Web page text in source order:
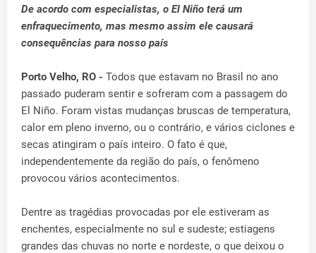
De acordo com especialistas, o El Niño terá um
enfraquecimento, mas mesmo assim ele causará
consequências para nosso país
Porto Velho, RO - Todos que estavam no Brasil no ano
passado puderam sentir e sofreram com a passagem do
El Niño. Foram vistas mudanças bruscas de temperatura,
calor em pleno inverno, ou o contrário, e vários ciclones e
secas atingiram o país inteiro. O fato é que,
independentemente da região do país, o fenômeno
provocou vários acontecimentos.
Dentre as tragédias provocadas por ele estiveram as
enchentes, especialmente no sul e sudeste; estiagens
grandes das chuvas no norte e nordeste, o que deixou o